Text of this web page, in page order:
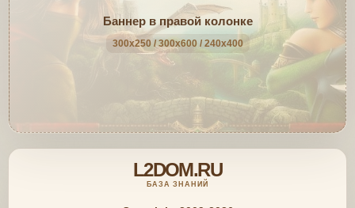
Баннер в правой колонке
300x250 / 300x600 / 240x400
L2DOM.RU
БАЗА ЗНАНИЙ